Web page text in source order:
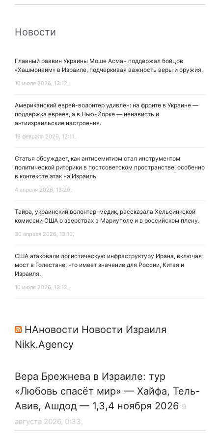
Новости
Главный раввин Украины Моше Асман поддержал бойцов
«Хашмонаим» в Израиле, подчеркивая важность веры и оружия.
10 июля 2026, 13:12,
Американский еврей-волонтер удивлён: на фронте в Украине —
поддержка евреев, а в Нью-Йорке — ненависть и
антиизраильские настроения.
19 февраля 2026, 12:11,
Статья обсуждает, как антисемитизм стал инструментом
политической риторики в постсоветском пространстве, особенно
в контексте атак на Израиль.
4 апреля 2026, 13:20,
Тайра, украинский волонтер-медик, рассказала Хельсинкской
комиссии США о зверствах в Мариуполе и в российском плену.
30 апреля 2026, 13:10,
США атаковали логистическую инфраструктуру Ирана, включая
мост в Голестане, что имеет значение для России, Китая и
Израиля.
10 июля 2026, 13:12,
НАновости Новости Израиля
Nikk.Agency
Вера Брежнева в Израиле: тур
«Любовь спасёт мир» — Хайфа, Тель-
Авив, Ашдод — 1,3,4 ноября 2026 9
августа 2026, 0:33,